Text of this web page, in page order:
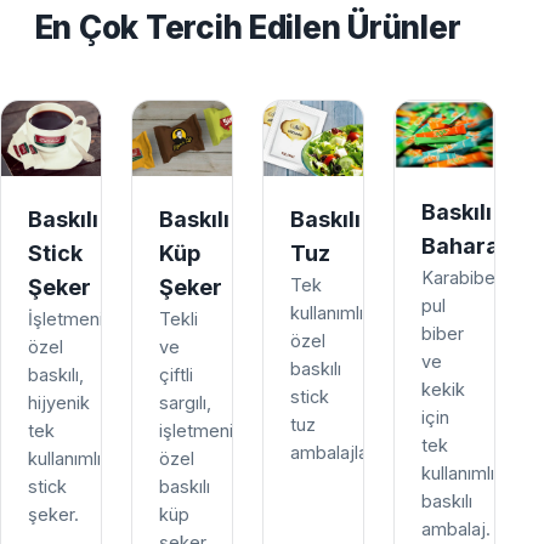
En Çok Tercih Edilen Ürünler
Baskılı
Stick
Şeker
İşletmenize
özel
baskılı,
hijyenik
tek
kullanımlık
stick
şeker.
Baskılı
Küp
Şeker
Tekli
ve
çiftli
sargılı,
işletmenize
özel
baskılı
küp
Baskılı
Tuz
Tek
kullanımlık,
özel
baskılı
stick
tuz
ambalajları.
Baskılı
Baharat
Karabiber,
pul
biber
ve
kekik
için
tek
kullanımlık
baskılı
ambalaj.